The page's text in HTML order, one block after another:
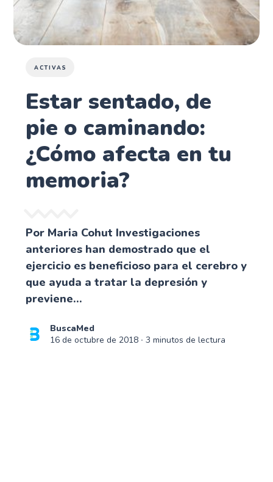
ACTIVAS
Estar sentado, de
pie o caminando:
¿Cómo afecta en tu
memoria?
Por Maria Cohut Investigaciones
anteriores han demostrado que el
ejercicio es beneficioso para el cerebro y
que ayuda a tratar la depresión y
previene...
BuscaMed
16 de octubre de 2018 ∙ 3 minutos de lectura